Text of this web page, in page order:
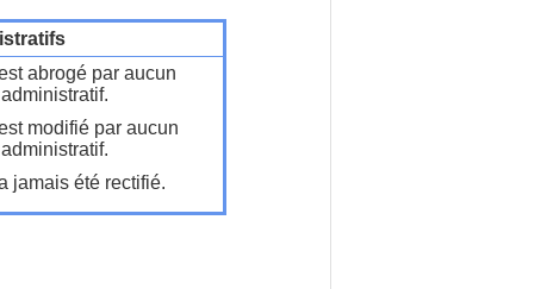
abrogé par aucun
modifié par aucun
jamais été rectifié.